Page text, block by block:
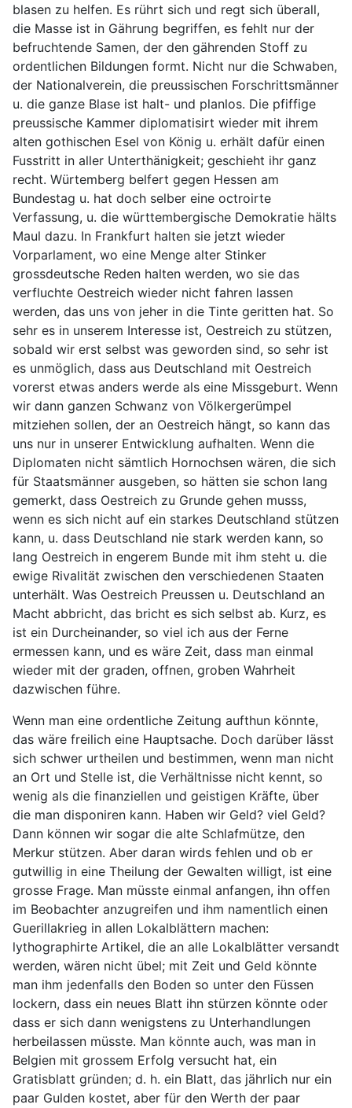
blasen zu helfen. Es rührt sich und regt sich überall,
die Masse ist in Gährung begriffen, es fehlt nur der
befruchtende Samen, der den gährenden Stoff zu
ordentlichen Bildungen formt. Nicht nur die Schwaben,
der Nationalverein, die preussischen Forschrittsmänner
u. die ganze Blase ist halt- und planlos. Die pfiffige
preussische Kammer diplomatisirt wieder mit ihrem
alten gothischen Esel von König u. erhält dafür einen
Fusstritt in aller Unterthänigkeit; geschieht ihr ganz
recht. Würtemberg belfert gegen Hessen am
Bundestag u. hat doch selber eine octroirte
Verfassung, u. die württembergische Demokratie hälts
Maul dazu. In Frankfurt halten sie jetzt wieder
Vorparlament, wo eine Menge alter Stinker
grossdeutsche Reden halten werden, wo sie das
verfluchte Oestreich wieder nicht fahren lassen
werden, das uns von jeher in die Tinte geritten hat. So
sehr es in unserem Interesse ist, Oestreich zu stützen,
sobald wir erst selbst was geworden sind, so sehr ist
es unmöglich, dass aus Deutschland mit Oestreich
vorerst etwas anders werde als eine Missgeburt. Wenn
wir dann ganzen Schwanz von Völkergerümpel
mitziehen sollen, der an Oestreich hängt, so kann das
uns nur in unserer Entwicklung aufhalten. Wenn die
Diplomaten nicht sämtlich Hornochsen wären, die sich
für Staatsmänner ausgeben, so hätten sie schon lang
gemerkt, dass Oestreich zu Grunde gehen musss,
wenn es sich nicht auf ein starkes Deutschland stützen
kann, u. dass Deutschland nie stark werden kann, so
lang Oestreich in engerem Bunde mit ihm steht u. die
ewige Rivalität zwischen den verschiedenen Staaten
unterhält. Was Oestreich Preussen u. Deutschland an
Macht abbricht, das bricht es sich selbst ab. Kurz, es
ist ein Durcheinander, so viel ich aus der Ferne
ermessen kann, und es wäre Zeit, dass man einmal
wieder mit der graden, offnen, groben Wahrheit
dazwischen führe.
Wenn man eine ordentliche Zeitung aufthun könnte,
das wäre freilich eine Hauptsache. Doch darüber lässt
sich schwer urtheilen und bestimmen, wenn man nicht
an Ort und Stelle ist, die Verhältnisse nicht kennt, so
wenig als die finanziellen und geistigen Kräfte, über
die man disponiren kann. Haben wir Geld? viel Geld?
Dann können wir sogar die alte Schlafmütze, den
Merkur stützen. Aber daran wirds fehlen und ob er
gutwillig in eine Theilung der Gewalten willigt, ist eine
grosse Frage. Man müsste einmal anfangen, ihn offen
im Beobachter anzugreifen und ihm namentlich einen
Guerillakrieg in allen Lokalblättern machen:
lythographirte Artikel, die an alle Lokalblätter versandt
werden, wären nicht übel; mit Zeit und Geld könnte
man ihm jedenfalls den Boden so unter den Füssen
lockern, dass ein neues Blatt ihn stürzen könnte oder
dass er sich dann wenigstens zu Unterhandlungen
herbeilassen müsste. Man könnte auch, was man in
Belgien mit grossem Erfolg versucht hat, ein
Gratisblatt gründen; d. h. ein Blatt, das jährlich nur ein
paar Gulden kostet, aber für den Werth der paar